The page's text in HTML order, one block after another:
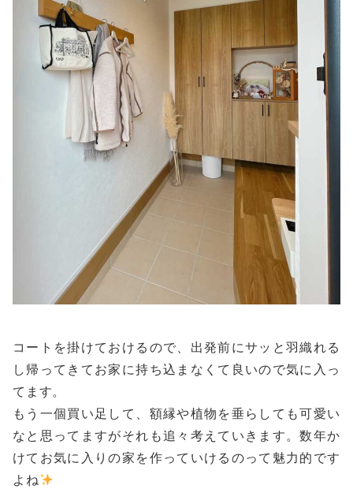
コートを掛けておけるので、出発前にサッと羽織れる
し帰ってきてお家に持ち込まなくて良いので気に入っ
てます。
もう一個買い足して、額縁や植物を垂らしても可愛い
なと思ってますがそれも追々考えていきます。数年か
けてお気に入りの家を作っていけるのって魅力的です
よね